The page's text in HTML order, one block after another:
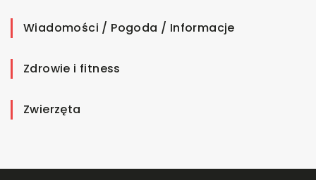
Wiadomości / Pogoda / Informacje
Zdrowie i fitness
Zwierzęta